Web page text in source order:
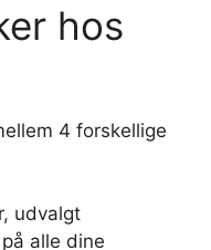
hos
4 forskellige
udvalgt
alle dine